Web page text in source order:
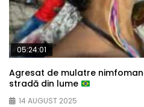
05:24:01
Agresat de mulatre
stradă din lume
14 AUGUST 2025